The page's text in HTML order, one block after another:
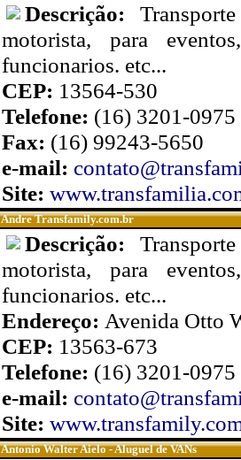
Descrição:
motorista, para
funcionarios. etc...
CEP: 13564-530
Telefone: (16) 3201-
Fax: (16) 99243-5650
e-mail:
Site:
Andre Transfamily.com.br
Descrição:
motorista, para
funcionarios. etc...
Endereço: Avenida Otto
CEP: 13563-673
Telefone: (16) 3201-
e-mail:
Site:
Antonio Walter Aielo - Aluguel de VANs